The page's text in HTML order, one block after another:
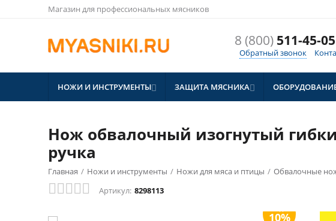
Магазин для профессиональных мясников
8 (800)511-45-05
Обратный звонок
НОЖИ И ИНСТРУМЕНТЫ ЗАЩИТА МЯСНИКА
Нож обвалочный изогнутый
ручка
Главная / Ножи и инструменты / Ножи для мяса и птицы / Обвалочные
Артикул: 8298113
10%